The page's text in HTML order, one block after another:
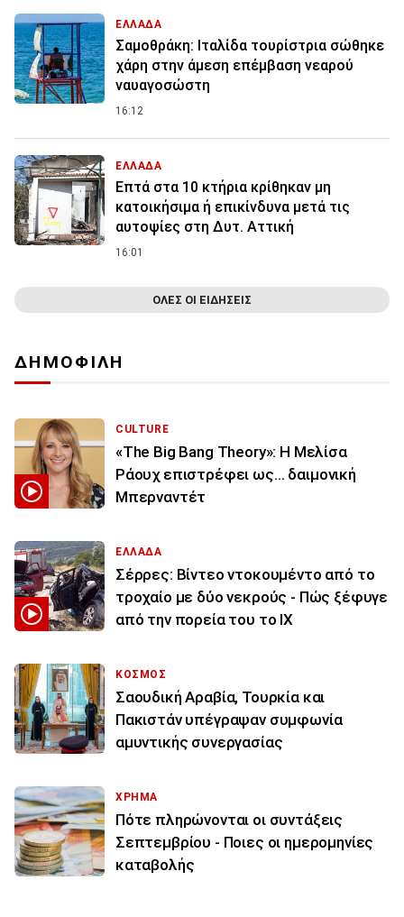
ΕΛΛΑΔΑ
Σαμοθράκη: Ιταλίδα τουρίστρια σώθηκε
χάρη στην άμεση επέμβαση νεαρού
ναυαγοσώστη
16:12
ΕΛΛΑΔΑ
Επτά στα 10 κτήρια κρίθηκαν μη
κατοικήσιμα ή επικίνδυνα μετά τις
αυτοψίες στη Δυτ. Αττική
16:01
ΟΛΕΣ ΟΙ ΕΙΔΗΣΕΙΣ
ΔΗΜΟΦΙΛΗ
CULTURE
«The Big Bang Theory»: Η Μελίσα
Ράουχ επιστρέφει ως… δαιμονική
Μπερναντέτ
ΕΛΛΑΔΑ
Σέρρες: Βίντεο ντοκουμέντο από το
τροχαίο με δύο νεκρούς - Πώς ξέφυγε
από την πορεία του το ΙΧ
ΚΟΣΜΟΣ
Σαουδική Αραβία, Τουρκία και
Πακιστάν υπέγραψαν συμφωνία
αμυντικής συνεργασίας
ΧΡΗΜΑ
Πότε πληρώνονται οι συντάξεις
Σεπτεμβρίου - Ποιες οι ημερομηνίες
καταβολής